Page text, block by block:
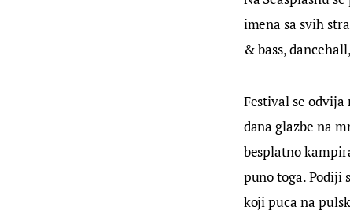
imena sa svih
& bass,
Festival se
dana glazbe na
besplatno
puno toga. Podiji
koji puca na